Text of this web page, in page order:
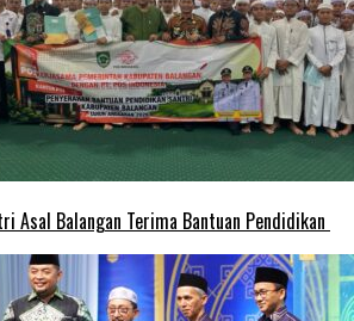
Asal Balangan Terima Bantuan Pendidikan